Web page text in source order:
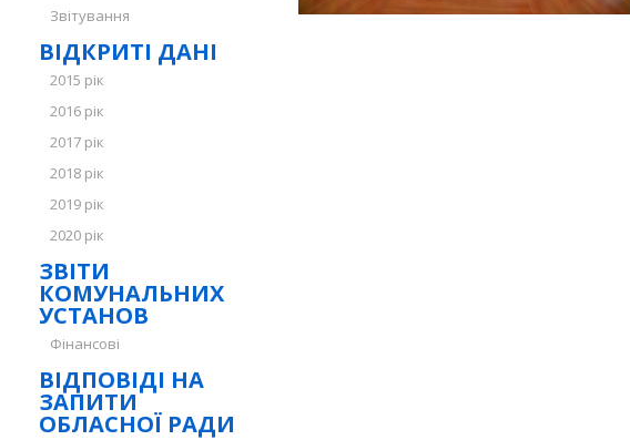
Звітування
ВІДКРИТІ ДАНІ
2015 рік
2016 рік
2017 рік
2018 рік
2019 рік
2020 рік
ЗВІТИ
КОМУНАЛЬНИХ
УСТАНОВ
Фінансові
ВІДПОВІДІ НА
ЗАПИТИ
ОБЛАСНОЇ РАДИ